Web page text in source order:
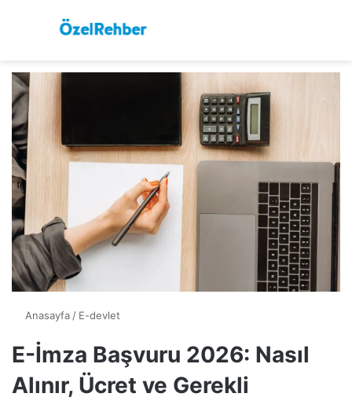
Anasayfa / E-devlet
E-İmza Başvuru 2026: Nasıl
Alınır, Ücret ve Gerekli